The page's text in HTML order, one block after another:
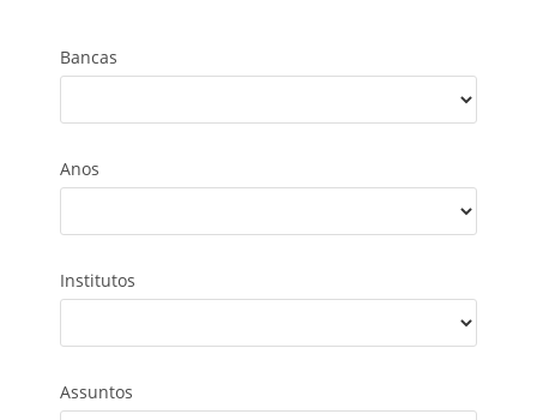
Bancas
Anos
Institutos
Assuntos